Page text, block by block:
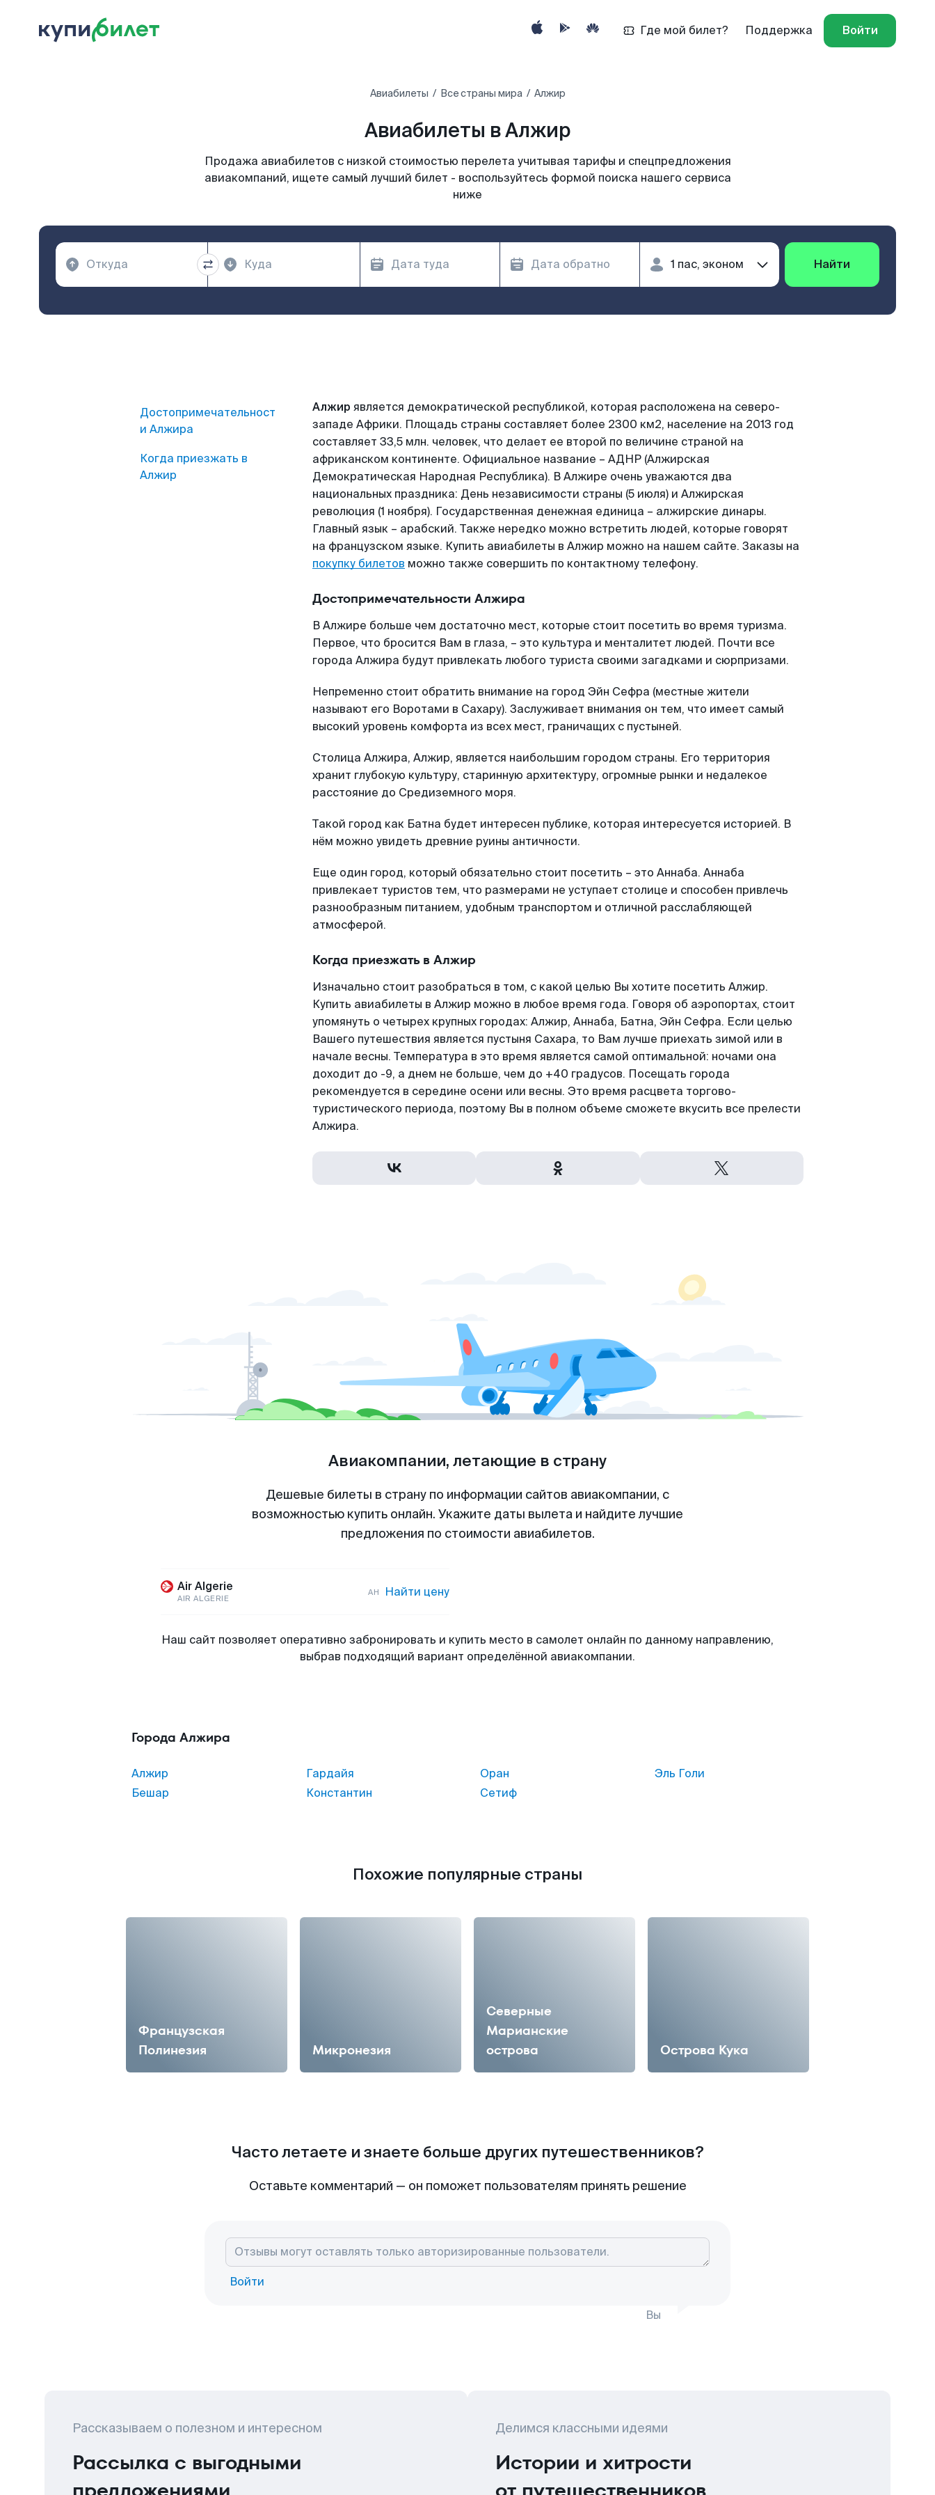
Где мой билет? Поддержка Войти
Авиабилеты Все страны мира Алжир‎
Авиабилеты в Алжир
Продажа авиабилетов с низкой стоимостью перелета учитывая тарифы и спецпредложения
авиакомпаний, ищете самый лучший билет - воспользуйтесь формой поиска нашего сервиса
ниже
Найти
Достопримечательност
и Алжира
Когда приезжать в
Алжир
Алжир является демократической республикой, которая расположена на северо-
западе Африки. Площадь страны составляет более 2300 км2, население на 2013 год
составляет 33,5 млн. человек, что делает ее второй по величине страной на
африканском континенте. Официальное название – АДНР (Алжирская
Демократическая Народная Республика). В Алжире очень уважаются два
национальных праздника: День независимости страны (5 июля) и Алжирская
революция (1 ноября). Государственная денежная единица – алжирские динары.
Главный язык – арабский. Также нередко можно встретить людей, которые говорят
на французском языке. Купить авиабилеты в Алжир можно на нашем сайте. Заказы на
покупку билетов можно также совершить по контактному телефону.
Достопримечательности Алжира
В Алжире больше чем достаточно мест, которые стоит посетить во время туризма.
Первое, что бросится Вам в глаза, – это культура и менталитет людей. Почти все
города Алжира будут привлекать любого туриста своими загадками и сюрпризами.
Непременно стоит обратить внимание на город Эйн Сефра (местные жители
называют его Воротами в Сахару). Заслуживает внимания он тем, что имеет самый
высокий уровень комфорта из всех мест, граничащих с пустыней.
Столица Алжира, Алжир, является наибольшим городом страны. Его территория
хранит глубокую культуру, старинную архитектуру, огромные рынки и недалекое
расстояние до Средиземного моря.
Такой город как Батна будет интересен публике, которая интересуется историей. В
нём можно увидеть древние руины античности.
Еще один город, который обязательно стоит посетить – это Аннаба. Аннаба
привлекает туристов тем, что размерами не уступает столице и способен привлечь
разнообразным питанием, удобным транспортом и отличной расслабляющей
атмосферой.
Когда приезжать в Алжир
Изначально стоит разобраться в том, с какой целью Вы хотите посетить Алжир.
Купить авиабилеты в Алжир можно в любое время года. Говоря об аэропортах, стоит
упомянуть о четырех крупных городах: Алжир, Аннаба, Батна, Эйн Сефра. Если целью
Вашего путешествия является пустыня Сахара, то Вам лучше приехать зимой или в
начале весны. Температура в это время является самой оптимальной: ночами она
доходит до -9, а днем не больше, чем до +40 градусов. Посещать города
рекомендуется в середине осени или весны. Это время расцвета торгово-
туристического периода, поэтому Вы в полном объеме сможете вкусить все прелести
Алжира.
Авиакомпании, летающие в страну
Дешевые билеты в страну по информации сайтов авиакомпании, с
возможностью купить онлайн. Укажите даты вылета и найдите лучшие
предложения по стоимости авиабилетов.
Air Algerie
AIR ALGERIE
AH Найти цену
Наш сайт позволяет оперативно забронировать и купить место в самолет онлайн по данному направлению,
выбрав подходящий вариант определённой авиакомпании.
Города Алжира
Алжир
Бешар
Гардайя
Константин
Оран
Сетиф
Эль Голи
Похожие популярные страны
Французская
Полинезия
Микронезия
Северные
Марианские
острова
Острова Кука
Часто летаете и знаете больше других путешественников?
Оставьте комментарий — он поможет пользователям принять решение
Войти
Вы
Рассказываем о полезном и интересном
Рассылка с выгодными
Делимся классными идеями
Истории и хитрости